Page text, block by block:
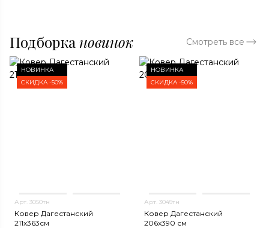
Подборка новинок Смотреть все
НОВИНКА
СКИДКА -50%
Арт. 3050тн
Ковер Дагестанский
211x363см
НОВИНКА
СКИДКА -50%
Арт. 3049тн
Ковер Дагестанский
206x390 см